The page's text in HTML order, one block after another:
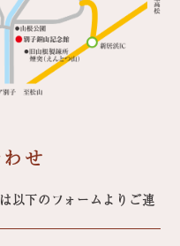
せ
以下のフォームよりご連